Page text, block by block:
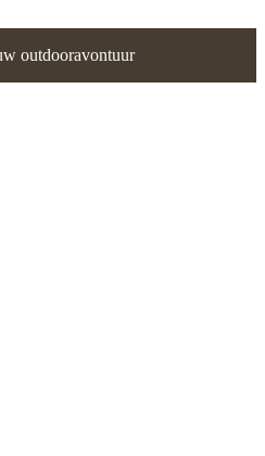
outdooravontuur